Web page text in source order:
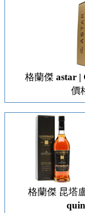
格蘭傑 astar |
價
格蘭傑 昆塔